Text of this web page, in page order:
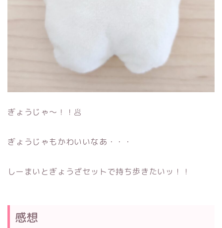
ぎょうじゃ～！！🥟
ぎょうじゃもかわいいなあ・・・
しーまいとぎょうざセットで持ち歩きたいッ！！
感想